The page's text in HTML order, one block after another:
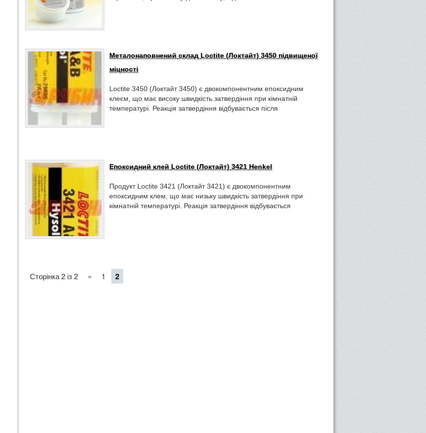
Металонаповнений склад Loctite (Локтайт) 3450 підвищеної
міцності
Loctite 3450 (Локтайт 3450) є двокомпонентним епоксидним
клеєм, що має високу швидкість затвердіння при кімнатній
температурі. Реакція затвердіння відбувається після
Епоксидний клей Loctite (Локтайт) 3421 Henkel
Продукт Loctite 3421 (Локтайт 3421) є двокомпонентним
епоксидним клем, що має низьку швидкість затвердіння при
кімнатній температурі. Реакція затвердіння відбувається
Сторінка 2 із 2 « 1 2